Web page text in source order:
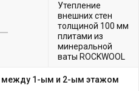
Утепление
внешних стен
толщиной 100 мм
плитами из
минеральной
ваты ROCKWOOL
между 1-ым и 2-ым этажом